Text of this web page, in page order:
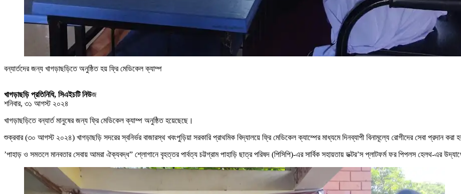
বন্যার্তদের জন্য খাগড়াছড়িতে অনুষ্ঠিত হয় ফ্রি মেডিকেল ক্যাম্প
খাগড়াছড়ি প্রতিনিধি, সিএইচটি নিউজ
শনিবার, ৩১ আগস্ট ২০২৪
খাগড়াছড়িতে বন্যার্ত মানুষের জন্য ফ্রি মেডিকেল ক্যাম্প অনুষ্ঠিত হয়েছেছে।
শুক্রবার (৩০ আগস্ট ২০২৪) খাগড়াছড়ি সদরের স্বনির্ভর বাজারস্থ খবংপুড়িয়া সরকারি প্রাথমিক বিদ্যালয়ে ফ্রি মেডিকেল ক্যাম্পের মাধ্যমে দিনব্যাপী বিনামূল্যে রোগীদের সেবা প্রদান করা
’পাহাড় ও সমতলে মানবতার সেবায় আমরা ঐক্যবদ্ধ” শ্লোগানে বৃহত্তর পার্বত্য চট্টগ্রাম পাহাড়ি ছাত্র পরিষদ (পিসিপি)-এর সার্বিক সহায়তায় ডক্টর’স প্লাটফর্ম ফর পিপলস হেলথ-এর